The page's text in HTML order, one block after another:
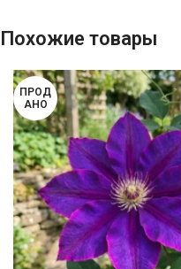
Похожие товары
ПРОД
АНО